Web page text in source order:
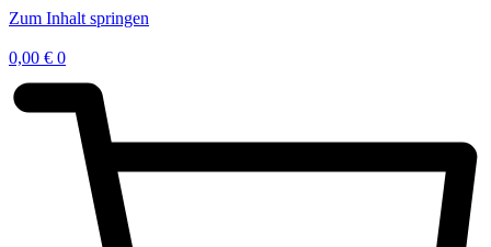
Zum Inhalt springen
0,00 € 0